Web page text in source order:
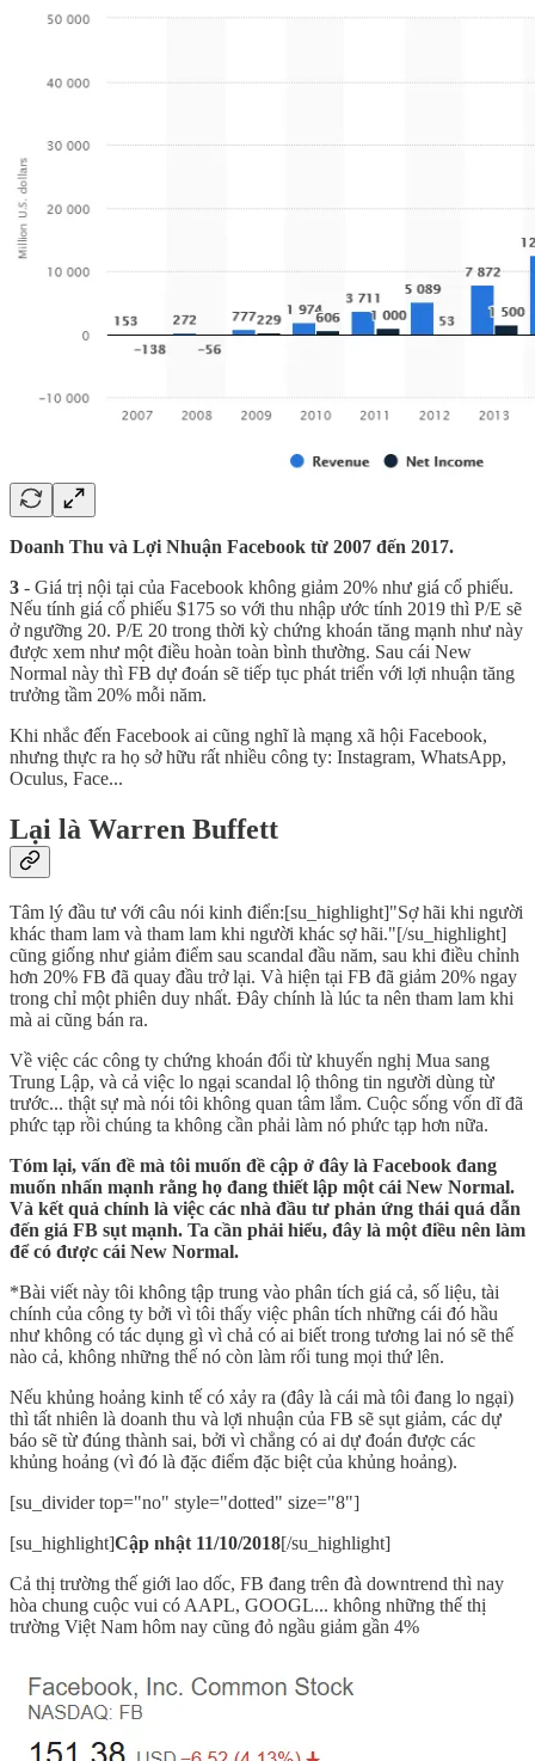
Doanh Thu và Lợi Nhuận Facebook từ 2007 đến 2017.
3 - Giá trị nội tại của Facebook không giảm 20% như giá cổ phiếu.
Nếu tính giá cổ phiếu $175 so với thu nhập ước tính 2019 thì P/E sẽ
ở ngưỡng 20. P/E 20 trong thời kỳ chứng khoán tăng mạnh như này
được xem như một điều hoàn toàn bình thường. Sau cái New
Normal này thì FB dự đoán sẽ tiếp tục phát triển với lợi nhuận tăng
trưởng tầm 20% mỗi năm.
Khi nhắc đến Facebook ai cũng nghĩ là mạng xã hội Facebook,
nhưng thực ra họ sở hữu rất nhiều công ty: Instagram, WhatsApp,
Oculus, Face...
Lại là Warren Buffett
Tâm lý đầu tư với câu nói kinh điển:[su_highlight]"Sợ hãi khi người
khác tham lam và tham lam khi người khác sợ hãi."[/su_highlight]
cũng giống như giảm điểm sau scandal đầu năm, sau khi điều chỉnh
hơn 20% FB đã quay đầu trở lại. Và hiện tại FB đã giảm 20% ngay
trong chỉ một phiên duy nhất. Đây chính là lúc ta nên tham lam khi
mà ai cũng bán ra.
Về việc các công ty chứng khoán đổi từ khuyến nghị Mua sang
Trung Lập, và cả việc lo ngại scandal lộ thông tin người dùng từ
trước... thật sự mà nói tôi không quan tâm lắm. Cuộc sống vốn dĩ đã
phức tạp rồi chúng ta không cần phải làm nó phức tạp hơn nữa.
Tóm lại, vấn đề mà tôi muốn đề cập ở đây là Facebook đang
muốn nhấn mạnh rằng họ đang thiết lập một cái New Normal.
Và kết quả chính là việc các nhà đầu tư phản ứng thái quá dẫn
đến giá FB sụt mạnh. Ta cần phải hiểu, đây là một điều nên làm
để có được cái New Normal.
*Bài viết này tôi không tập trung vào phân tích giá cả, số liệu, tài
chính của công ty bởi vì tôi thấy việc phân tích những cái đó hầu
như không có tác dụng gì vì chả có ai biết trong tương lai nó sẽ thế
nào cả, không những thế nó còn làm rối tung mọi thứ lên.
Nếu khủng hoảng kinh tế có xảy ra (đây là cái mà tôi đang lo ngại)
thì tất nhiên là doanh thu và lợi nhuận của FB sẽ sụt giảm, các dự
báo sẽ từ đúng thành sai, bởi vì chẳng có ai dự đoán được các
khủng hoảng (vì đó là đặc điểm đặc biệt của khủng hoảng).
[su_divider top="no" style="dotted" size="8"]
[su_highlight]Cập nhật 11/10/2018[/su_highlight]
Cả thị trường thế giới lao dốc, FB đang trên đà downtrend thì nay
hòa chung cuộc vui có AAPL, GOOGL... không những thế thị
trường Việt Nam hôm nay cũng đỏ ngầu giảm gần 4%